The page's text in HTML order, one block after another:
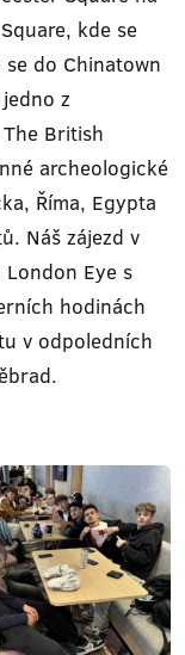
kde se
do Chinatown
z
British
archeologické
Říma, Egypta
Náš zájezd v
Eye s
hodinách
v odpoledních